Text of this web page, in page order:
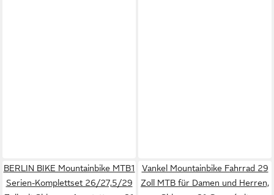
BERLIN BIKE Mountainbike MTB1
Serien-Komplettset 26/27,5/29
Vankel Mountainbike Fahrrad 29
Zoll MTB für Damen und Herren,